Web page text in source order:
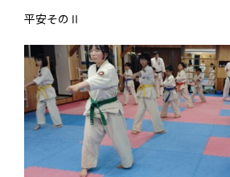
平安そのⅡ